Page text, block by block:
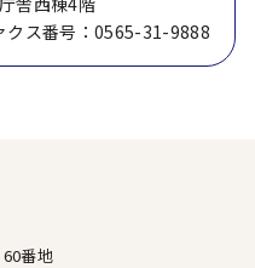
ス番号：0565-31-9888
番地